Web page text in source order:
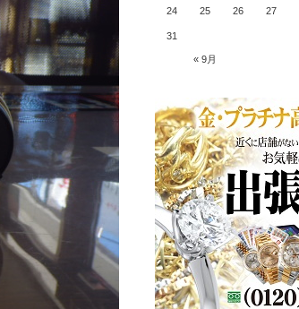
« 9月
24 25 26 27
31